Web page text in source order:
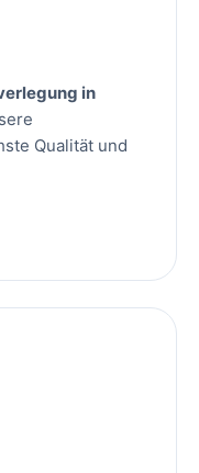
in
Qualität und